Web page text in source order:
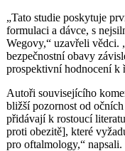
„Tato studie poskytuje
formulaci a dávce, s
Wegovy,“ uzavřeli vědci.
bezpečnostní obavy
prospektivní hodnocení k
Autoři souvisejícího
bližší pozornost od
přidávají k rostoucí
proti obezitě], které
pro oftalmology,“ napsali.